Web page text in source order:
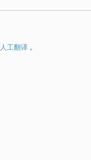
人工翻译 。